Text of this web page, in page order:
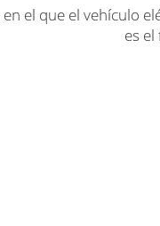
el que el vehículo
es